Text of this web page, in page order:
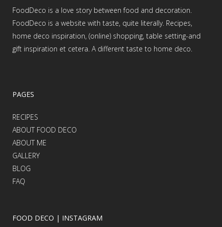
FoodDeco is a love story between food and decoration.
FoodDeco is a website with taste, quite literally. Recipes,
home deco inspiration, (online) shopping, table setting-and
gift inspiration et cetera. A different taste to home deco.
PAGES
RECIPES
ABOUT FOOD DECO
ABOUT ME
GALLERY
BLOG
FAQ
FOOD DECO | INSTAGRAM